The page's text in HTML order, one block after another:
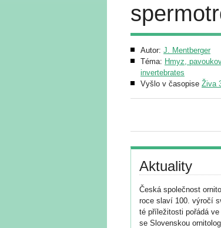
Autor: J. Mentberger
Téma: Hmyz,
invertebrates
Vyšlo v časopise Živa
Aktuality
Česká společnost
roce slaví 100. výročí
té příležitosti pořádá ve
se Slovenskou